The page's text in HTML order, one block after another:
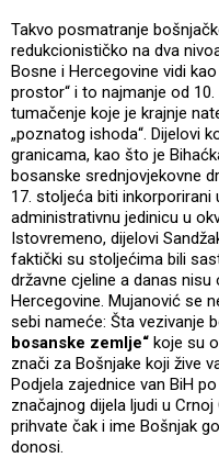
Takvo posmatranje
redukcionističko na dva
Bosne i Hercegovine vidi
prostor“ i to najmanje od
tumačenje koje je krajnje
„poznatog ishoda“. Dijelovi
granicama, kao što je
bosanske srednjovjekovne
17. stoljeća biti inkorporirani
administrativnu jedinicu u
Istovremeno, dijelovi
faktički su stoljećima bili
državne cjeline a danas
Hercegovine. Mujanović se
sebi nameće: Šta vezivanje
bosanske zemlje“ koje su
znači za Bošnjake koji žive
Podjela zajednice van BiH
značajnog dijela ljudi u
prihvate čak i ime Bošnjak
donosi.